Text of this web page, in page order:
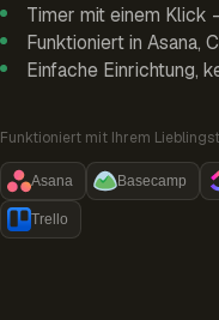
Timer mit einem
Funktioniert in Asana,
Einfache Einrichtung,
Funktioniert mit Ihrem
Asana Basecamp
Trello